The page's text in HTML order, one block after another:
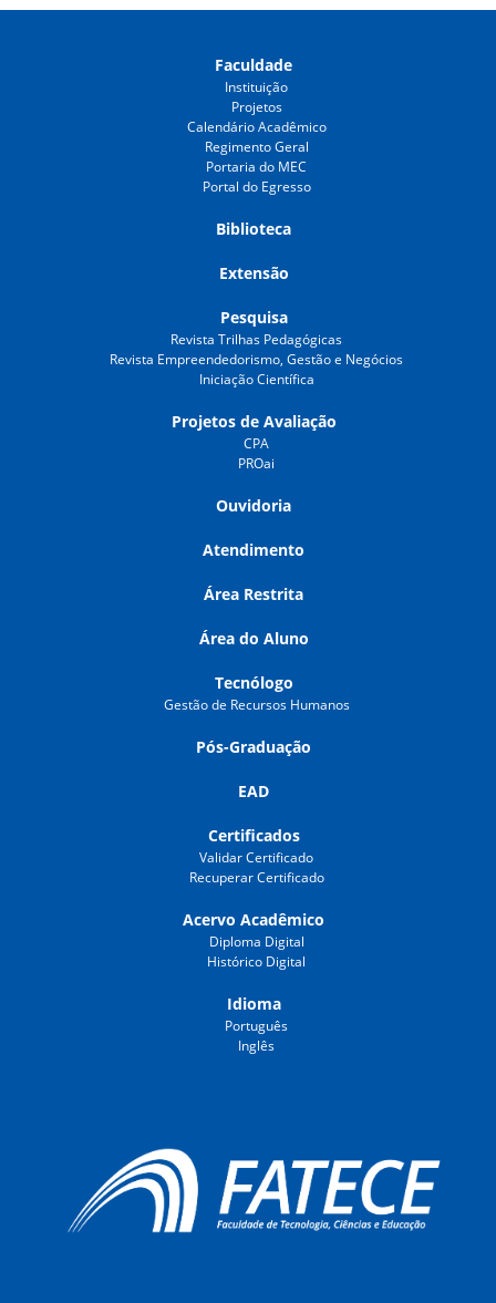
Faculdade
Instituição
Projetos
Calendário Acadêmico
Regimento Geral
Portaria do MEC
Portal do Egresso
Biblioteca
Extensão
Pesquisa
Revista Trilhas Pedagógicas
Revista Empreendedorismo, Gestão e Negócios
Iniciação Científica
Projetos de Avaliação
CPA
PROai
Ouvidoria
Atendimento
Área Restrita
Área do Aluno
Tecnólogo
Gestão de Recursos Humanos
Pós-Graduação
EAD
Certificados
Validar Certificado
Recuperar Certificado
Acervo Acadêmico
Diploma Digital
Histórico Digital
Idioma
Português
Inglês